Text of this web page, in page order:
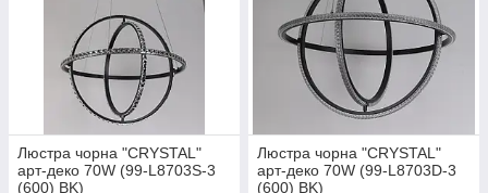
Люстра чорна "CRYSTAL"
арт-деко 70W (99-L8703S-3
(600) BK)
Люстра чорна "CRYSTAL"
арт-деко 70W (99-L8703D-3
(600) BK)